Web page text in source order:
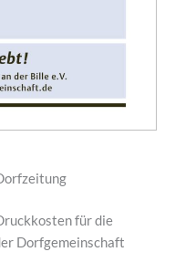
für die
Dorfgemeinschaft